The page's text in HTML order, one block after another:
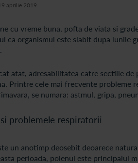
aprilie 2019
cu vreme buna, pofta de viata si
ca organismul este slabit dupa lunile
atat, adresabilitatea catre sectiile de
Printre cele mai frecvente
se numara: astmul, gripa,
problemele respiratorii
un anotimp deosebit deoarece
perioada, polenul este principalul